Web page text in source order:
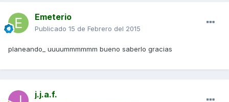
Emeterio
Publicado 15 de Febrero del 2015
planeando_ uuuummmmmm bueno saberlo gracias
j.j.a.f.